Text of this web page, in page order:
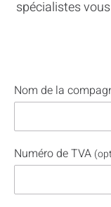
spécialistes
Nom de la
Numéro de TVA